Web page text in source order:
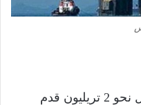
بلغت الاحتياطيات المقدرة للحقل نحو 2 تريليون قدم